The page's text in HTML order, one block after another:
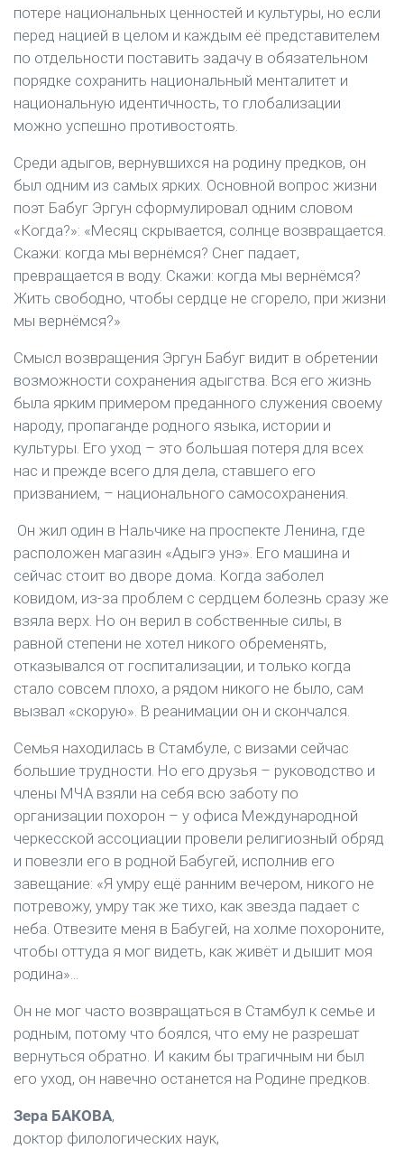
потере национальных ценностей и культуры, но если
перед нацией в целом и каждым её представителем
по отдельности поставить задачу в обязательном
порядке сохранить национальный менталитет и
национальную идентичность, то глобализации
можно успешно противостоять.
Среди адыгов, вернувшихся на родину предков, он
был одним из самых ярких. Основной вопрос жизни
поэт Бабуг Эргун сформулировал одним словом
«Когда?»: «Месяц скрывается, солнце возвращается.
Скажи: когда мы вернёмся? Снег падает,
превращается в воду. Скажи: когда мы вернёмся?
Жить свободно, чтобы сердце не сгорело, при жизни
мы вернёмся?»
Смысл возвращения Эргун Бабуг видит в обретении
возможности сохранения адыгства. Вся его жизнь
была ярким примером преданного служения своему
народу, пропаганде родного языка, истории и
культуры. Его уход – это большая потеря для всех
нас и прежде всего для дела, ставшего его
призванием, – национального самосохранения.
Он жил один в Нальчике на проспекте Ленина, где
расположен магазин «Адыгэ унэ». Его машина и
сейчас стоит во дворе дома. Когда заболел
ковидом, из-за проблем с сердцем болезнь сразу же
взяла верх. Но он верил в собственные силы, в
равной степени не хотел никого обременять,
отказывался от госпитализации, и только когда
стало совсем плохо, а рядом никого не было, сам
вызвал «скорую». В реанимации он и скончался.
Семья находилась в Стамбуле, с визами сейчас
большие трудности. Но его друзья – руководство и
члены МЧА взяли на себя всю заботу по
организации похорон – у офиса Международной
черкесской ассоциации провели религиозный обряд
и повезли его в родной Бабугей, исполнив его
завещание: «Я умру ещё ранним вечером, никого не
потревожу, умру так же тихо, как звезда падает с
неба. Отвезите меня в Бабугей, на холме похороните,
чтобы оттуда я мог видеть, как живёт и дышит моя
родина»...
Он не мог часто возвращаться в Стамбул к семье и
родным, потому что боялся, что ему не разрешат
вернуться обратно. И каким бы трагичным ни был
его уход, он навечно останется на Родине предков.
Зера БАКОВА,
доктор филологических наук,